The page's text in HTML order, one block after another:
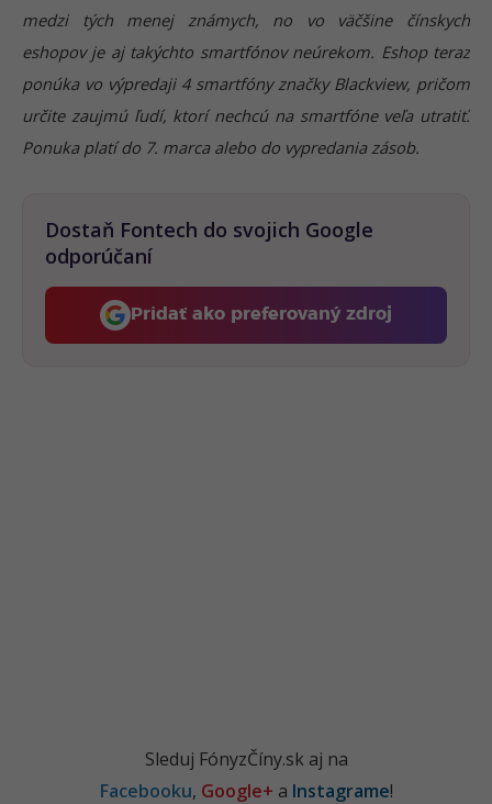
medzi tých menej známych, no vo väčšine čínskych
eshopov je aj takýchto smartfónov neúrekom. Eshop teraz
ponúka vo výpredaji 4 smartfóny značky Blackview, pričom
určite zaujmú ľudí, ktorí nechcú na smartfóne veľa utratiť.
Ponuka platí do 7. marca alebo do vypredania zásob.
Dostaň Fontech do svojich Google
odporúčaní
Pridať ako preferovaný zdroj
Fontech, odkaz sa otvorí v
Sleduj FónyzČíny.sk aj na
Facebooku, Google+ a Instagrame!